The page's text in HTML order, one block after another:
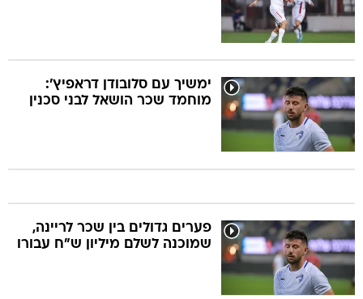
ימשיך עם סלובודן דראפיץ':
מוחמד שכר הושאל לבני סכנין
פערים גדולים בין שכר לריינה,
שמוכנה לשלם מיליון ש"ח עבורו